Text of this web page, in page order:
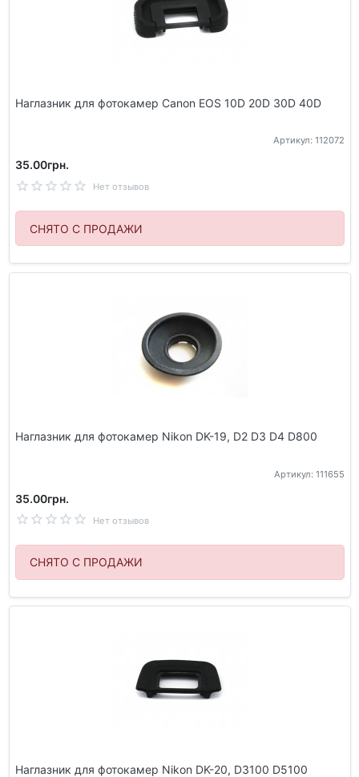
Наглазник для фотокамер Canon EOS 10D 20D 30D 40D
Артикул: 112072
35.00грн.
Нет отзывов
СНЯТО С ПРОДАЖИ
Наглазник для фотокамер Nikon DK-19, D2 D3 D4 D800
Артикул: 111655
35.00грн.
Нет отзывов
СНЯТО С ПРОДАЖИ
Наглазник для фотокамер Nikon DK-20, D3100 D5100